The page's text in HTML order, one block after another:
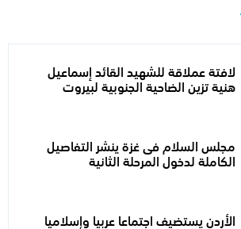
لافتة عملاقة للشهيد القائد إسماعيل
هنية تزين الضاحية الجنوبية لبيروت
مجلس السلام فى غزة ينشر التفاصيل
الكاملة لدخول المرحلة الثانية
الأردن يستضيف اجتماعا عربيا وإسلاميا